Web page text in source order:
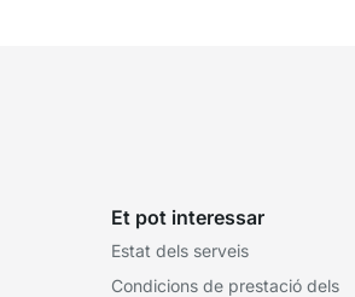
Et pot interessar
Estat dels serveis
Condicions de prestació dels